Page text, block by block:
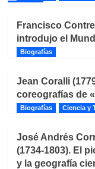
Francisco
introdujo el
Biografías
Jean Coralli
coreografías de
Biografías Ciencia y
José Andrés
(1734-1803). El
y la geografía